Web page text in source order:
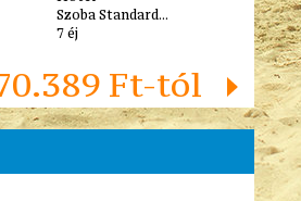
Szoba Standard...
7 éj
Ft-tól